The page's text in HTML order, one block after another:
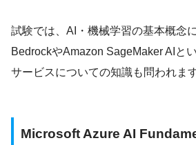
試験では、AI・機械学習の基本概念
BedrockやAmazon SageMaker AIと
サービスについての知識も問われます
Microsoft Azure AI